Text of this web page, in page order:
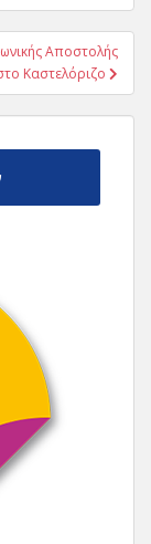
Αποστολής
Καστελόριζο